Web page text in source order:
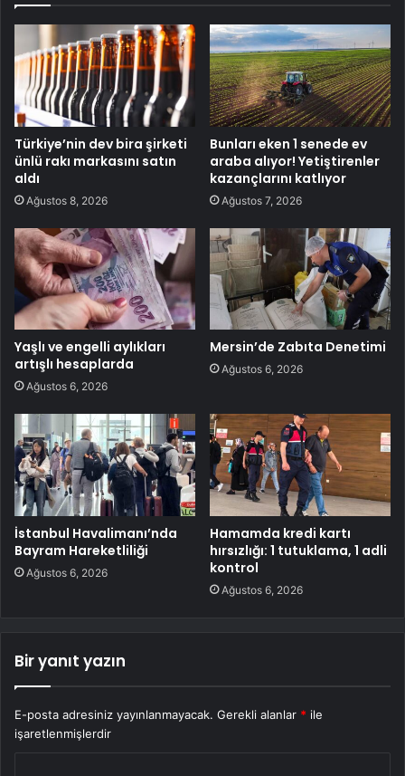
Türkiye’nin dev bira şirketi
ünlü rakı markasını satın
aldı
Ağustos 8, 2026
Bunları eken 1 senede ev
araba alıyor! Yetiştirenler
kazançlarını katlıyor
Ağustos 7, 2026
Yaşlı ve engelli aylıkları
artışlı hesaplarda
Ağustos 6, 2026
Mersin’de Zabıta Denetimi
Ağustos 6, 2026
İstanbul Havalimanı’nda
Bayram Hareketliliği
Ağustos 6, 2026
Hamamda kredi kartı
hırsızlığı: 1 tutuklama, 1 adli
kontrol
Ağustos 6, 2026
Bir yanıt yazın
E-posta adresiniz yayınlanmayacak. Gerekli alanlar * ile
işaretlenmişlerdir